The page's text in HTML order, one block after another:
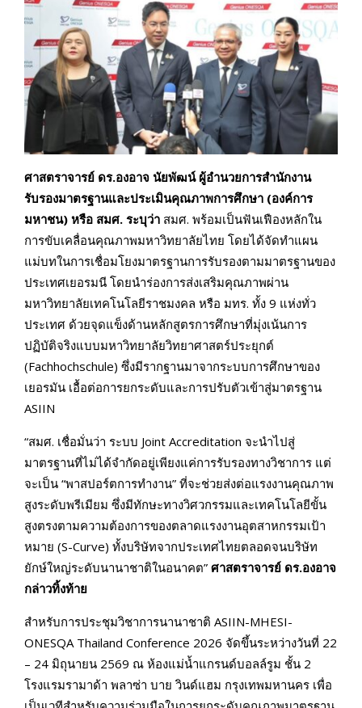
ศาสตราจารย์ ดร.องอาจ นัยพัฒน์ ผู้อำนวยการสำนักงาน
รับรองมาตรฐานและประเมินคุณภาพการศึกษา (องค์การ
มหาชน) หรือ สมศ. ระบุว่า สมศ. พร้อมเป็นฟันเฟืองหลักใน
การขับเคลื่อนคุณภาพมหาวิทยาลัยไทย โดยได้จัดทำแผน
แม่บทในการเชื่อมโยงมาตรฐานการรับรองตามมาตรฐานของ
ประเทศเยอรมนี โดยนำร่องการส่งเสริมคุณภาพผ่าน
มหาวิทยาลัยเทคโนโลยีราชมงคล หรือ มทร. ทั้ง 9 แห่งทั่ว
ประเทศ ด้วยจุดแข็งด้านหลักสูตรการศึกษาที่มุ่งเน้นการ
ปฏิบัติจริงแบบมหาวิทยาลัยวิทยาศาสตร์ประยุกต์
(Fachhochschule) ซึ่งมีรากฐานมาจากระบบการศึกษาของ
เยอรมัน เอื้อต่อการยกระดับและการปรับตัวเข้าสู่มาตรฐาน
ASIIN
“สมศ. เชื่อมั่นว่า ระบบ Joint Accreditation จะนำไปสู่
มาตรฐานที่ไม่ได้จำกัดอยู่เพียงแค่การรับรองทางวิชาการ แต่
จะเป็น “พาสปอร์ตการทำงาน” ที่จะช่วยส่งต่อแรงงานคุณภาพ
สูงระดับพรีเมียม ซึ่งมีทักษะทางวิศวกรรมและเทคโนโลยีขั้น
สูงตรงตามความต้องการของตลาดแรงงานอุตสาหกรรมเป้า
หมาย (S-Curve) ทั้งบริษัทจากประเทศไทยตลอดจนบริษัท
ยักษ์ใหญ่ระดับนานาชาติในอนาคต” ศาสตราจารย์ ดร.องอาจ
กล่าวทิ้งท้าย
สำหรับการประชุมวิชาการนานาชาติ ASIIN-MHESI-
ONESQA Thailand Conference 2026 จัดขึ้นระหว่างวันที่ 22
– 24 มิถุนายน 2569 ณ ห้องแม่น้ำแกรนด์บอลล์รูม ชั้น 2
โรงแรมรามาด้า พลาซ่า บาย วินด์แฮม กรุงเทพมหานคร เพื่อ